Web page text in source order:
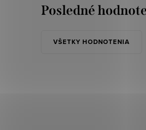
Posledné
VŠETKY HODNOTENIA